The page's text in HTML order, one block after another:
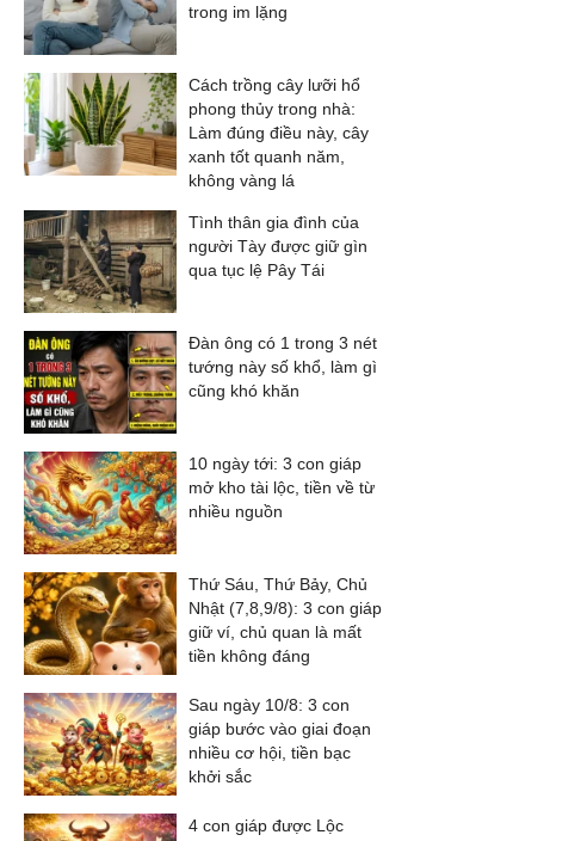
trong im lặng
Cách trồng cây lưỡi hổ
phong thủy trong nhà:
Làm đúng điều này, cây
xanh tốt quanh năm,
không vàng lá
Tình thân gia đình của
người Tày được giữ gìn
qua tục lệ Pây Tái
Đàn ông có 1 trong 3 nét
tướng này số khổ, làm gì
cũng khó khăn
10 ngày tới: 3 con giáp
mở kho tài lộc, tiền về từ
nhiều nguồn
Thứ Sáu, Thứ Bảy, Chủ
Nhật (7,8,9/8): 3 con giáp
giữ ví, chủ quan là mất
tiền không đáng
Sau ngày 10/8: 3 con
giáp bước vào giai đoạn
nhiều cơ hội, tiền bạc
khởi sắc
4 con giáp được Lộc